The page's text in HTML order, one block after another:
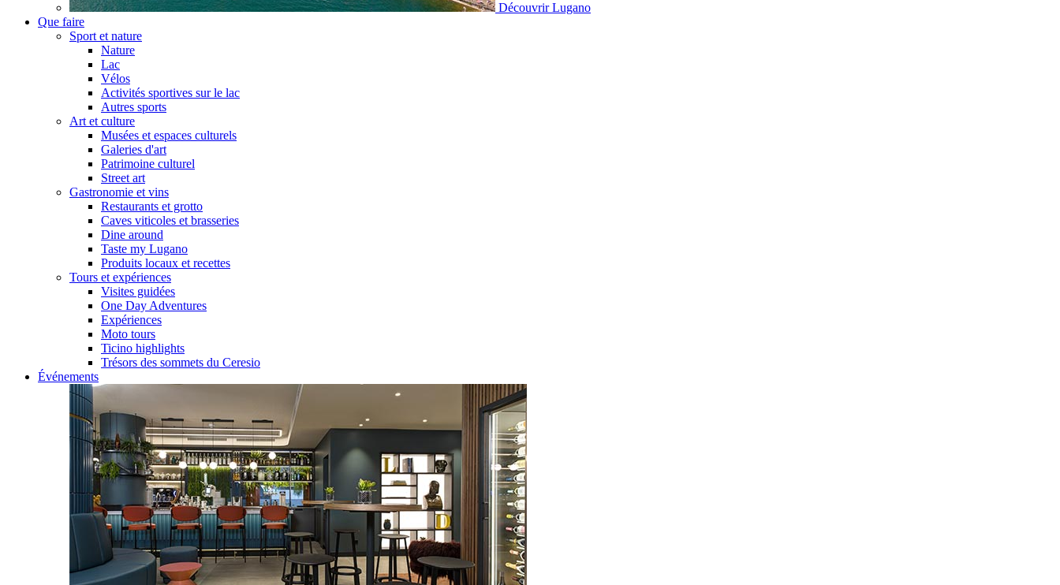
Découvrir Lugano
Que faire
Sport et nature
Nature
Lac
Vélos
Activités sportives sur le lac
Autres sports
Art et culture
Musées et espaces culturels
Galeries d'art
Patrimoine culturel
Street art
Gastronomie et vins
Restaurants et grotto
Caves viticoles et brasseries
Dine around
Taste my Lugano
Produits locaux et recettes
Tours et expériences
Visites guidées
One Day Adventures
Expériences
Moto tours
Ticino highlights
Trésors des sommets du Ceresio
Événements